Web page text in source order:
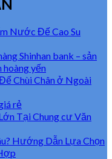
Nước Đế Cao Su
Shinhan bank – sản
yến
Chùi Chân ở Ngoài
rẻ
Tại Chung cư Văn
Hướng Dẫn Lựa Chọn